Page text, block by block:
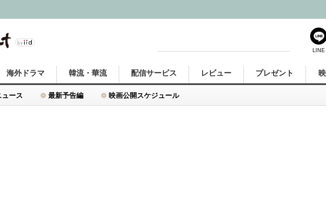
ュース 最新予告編 映画公開スケジュール
海外ドラマ 韓流・華流 配信サービス レビュー プレゼント
LINE